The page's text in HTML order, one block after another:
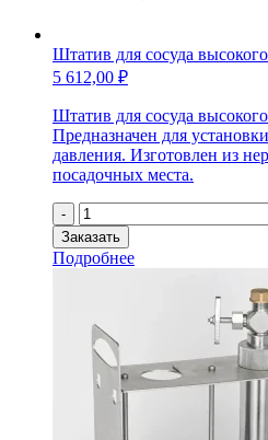
Штатив для сосуда
5 612,00 ₽
Штатив для сосуда
Предназначен для
давления. Изготовлен из
посадочных места.
-
Количество
товара
Штатив
для
давления
Заказать
Подробнее